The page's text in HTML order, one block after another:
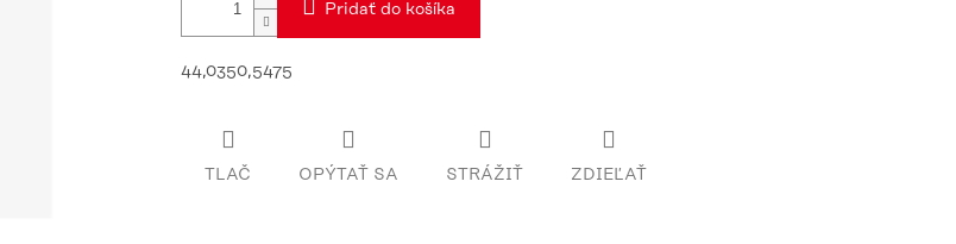
Pridať do košíka
44,0350,5475
TLAČ OPÝTAŤ SA STRÁŽIŤ ZDIEĽAŤ